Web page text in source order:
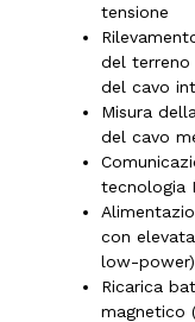
tensione
del terreno
del cavo
Misura
del cavo
tecnologia
con
low-power)
Ricarica
magnetico